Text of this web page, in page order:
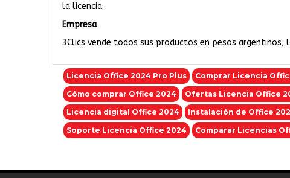
la licencia.
Empresa
3Clics vende todos sus productos en pesos
Licencia Office 2024 Pro Plus Comprar Licencia
Cómo comprar Office 2024
Ofertas Licencia Office
Licencia digital Office 2024
Instalación de Office
Soporte Licencia Office 2024
Comparar Licencias